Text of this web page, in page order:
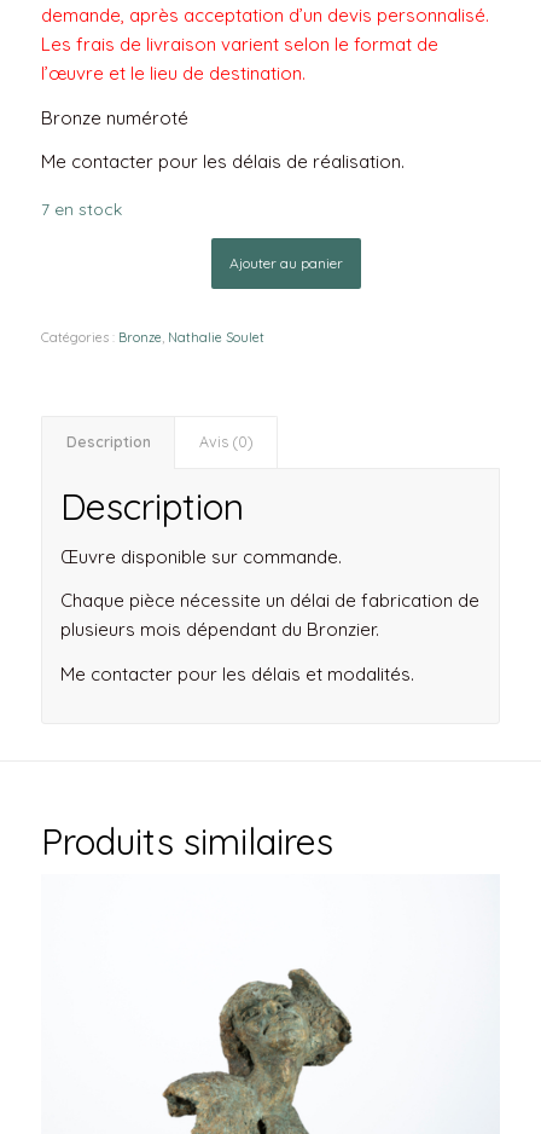
demande, après acceptation d’un devis personnalisé.
Les frais de livraison varient selon le format de
l’œuvre et le lieu de destination.
Bronze numéroté
Me contacter pour les délais de réalisation.
7 en stock
Ajouter au panier
Catégories : Bronze, Nathalie Soulet
Description Avis (0)
Description
Œuvre disponible sur commande.
Chaque pièce nécessite un délai de fabrication de
plusieurs mois dépendant du Bronzier.
Me contacter pour les délais et modalités.
Produits similaires